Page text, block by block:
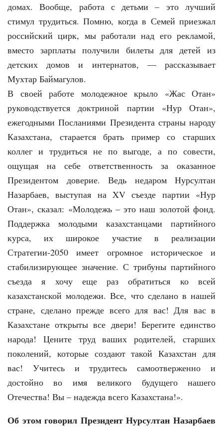
домах. Вообще, работа с детьми – это лучший
стимул трудиться. Помню, когда в Семей приезжал
российский цирк, мы работали над его рекламой,
вместо зарплаты получили билеты для детей из
детских домов и интернатов, — рассказывает
Мухтар Баймагулов.
В своей работе молодежное крыло «Жас Отан»
руководствуется доктриной партии «Нур Отан»,
ежегодными Посланиями Президента страны народу
Казахстана, старается брать пример со старших
коллег и трудиться не по выгоде, а по совести,
ощущая на себе ответственность за оказанное
Президентом доверие. Ведь недаром Нурсултан
Назарбаев, выступая на XV съезде партии «Нур
Отан», сказал: «Молодежь – это наш золотой фонд.
Поддержка молодыми казахстанцами партийного
курса, их широкое участие в реализации
Стратегии-2050 имеет огромное историческое и
стабилизирующее значение. С трибуны партийного
съезда я хочу еще раз обратиться ко всей
казахстанской молодежи. Все, что сделано в нашей
стране, сделано прежде всего для вас! Для вас в
Казахстане открыты все двери! Берегите единство
народа! Цените труд ваших родителей, старших
поколений, которые создают такой Казахстан для
вас! Учитесь и трудитесь самоотверженно и
достойно во имя великого будущего нашего
Отечества! Вы – надежда всего Казахстана!».
Об этом говорил Президент Нурсултан Назарбаев